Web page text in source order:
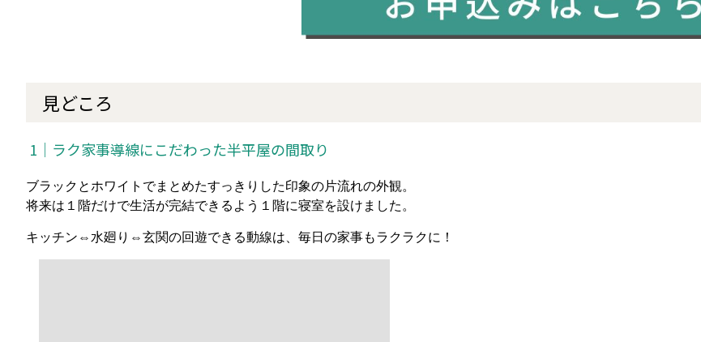
見どころ
1｜ラク家事導線にこだわった半平屋の間取り
ブラックとホワイトでまとめたすっきりした印象の片流れの外観。
将来は１階だけで生活が完結できるよう１階に寝室を設けました。
キッチン⇔水廻り⇔玄関の回遊できる動線は、毎日の家事もラクラクに！